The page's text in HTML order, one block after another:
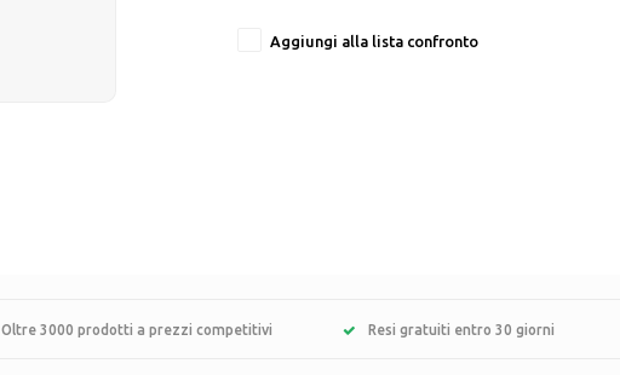
Aggiungi alla lista confronto
Oltre 3000 prodotti a prezzi competitivi Resi gratuiti entro 30 giorni